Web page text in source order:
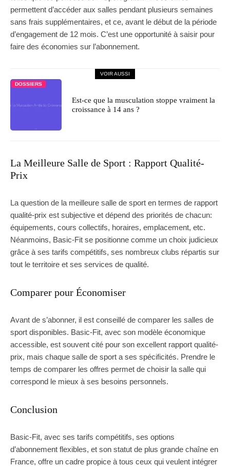
permettent d’accéder aux salles pendant plusieurs semaines
sans frais supplémentaires, et ce, avant le début de la période
d’engagement de 12 mois. C’est une opportunité à saisir pour
faire des économies sur l’abonnement.
VOIR AUSSI
DOSSIERS
Est-ce que la musculation stoppe vraiment la
croissance à 14 ans ?
La Meilleure Salle de Sport : Rapport Qualité-
Prix
La question de la meilleure salle de sport en termes de rapport
qualité-prix est subjective et dépend des priorités de chacun:
équipements, cours collectifs, horaires, emplacement, etc.
Néanmoins, Basic-Fit se positionne comme un choix judicieux
grâce à ses tarifs compétitifs, ses nombreux clubs répartis sur
tout le territoire et ses services de qualité.
Comparer pour Économiser
Avant de s’abonner, il est conseillé de comparer les salles de
sport disponibles. Basic-Fit, avec son modèle économique
accessible, est souvent cité pour son excellent rapport qualité-
prix, mais chaque salle de sport a ses spécificités. Prendre le
temps de comparer les offres permet de choisir la salle qui
correspond le mieux à ses besoins personnels.
Conclusion
Basic-Fit, avec ses tarifs compétitifs, ses options
d’abonnement flexibles, et son statut de plus grande chaîne en
France, offre un cadre propice à tous ceux qui veulent intégrer